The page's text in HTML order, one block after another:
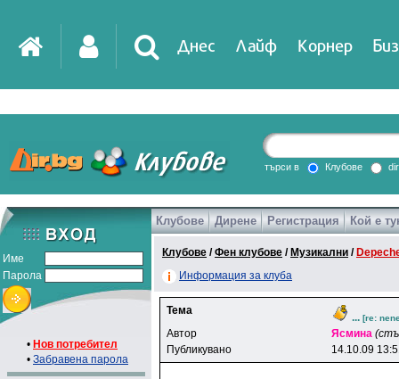
Днес Лайф Корнер
DirTV Impressio
Games
търси в Клубове
Име
Парола
• Нов потребител
• Забравена парола
Клубове Дирене Регистрация Кой е
Клубове /Фен клубове / Музикални /
Информация за клуба
Тема
... [re:
Автор Яcминa
Публикувано
14.10.09